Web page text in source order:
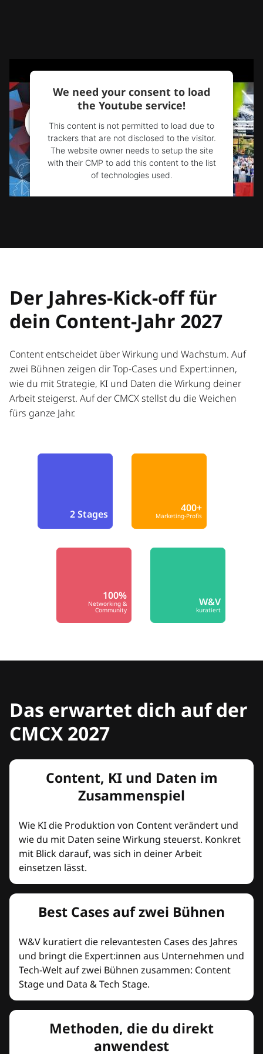
We need your consent to load
the Youtube service!
This content is not permitted to load due to
trackers that are not disclosed to the visitor.
The website owner needs to setup the site
with their CMP to add this content to the list
of technologies used.
Powered byUsercentrics Consent
Der Jahres-Kick-off für
dein Content-Jahr 2027
Content entscheidet über Wirkung und Wachstum. Auf
zwei Bühnen zeigen dir Top-Cases und Expert:innen,
wie du mit Strategie, KI und Daten die Wirkung deiner
Arbeit steigerst. Auf der CMCX stellst du die Weichen
fürs ganze Jahr.
2 Stages 400+
Marketing-Profis
100%
Networking &
Community
W&V
kuratiert
Das erwartet dich auf der
CMCX 2027
Content, KI und Daten im
Zusammenspiel
Wie KI die Produktion von Content verändert und
wie du mit Daten seine Wirkung steuerst. Konkret
mit Blick darauf, was sich in deiner Arbeit
einsetzen lässt.
Best Cases auf zwei Bühnen
W&V kuratiert die relevantesten Cases des Jahres
und bringt die Expert:innen aus Unternehmen und
Tech-Welt auf zwei Bühnen zusammen: Content
Stage und Data & Tech Stage.
Methoden, die du direkt
anwendest